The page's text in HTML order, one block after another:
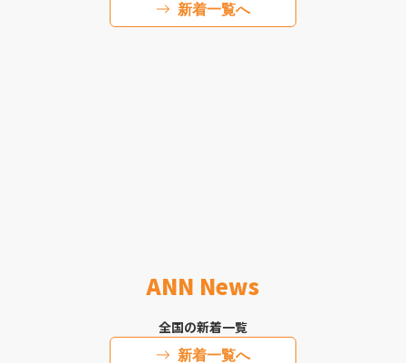
新着一覧へ
ANN News
全国の新着一覧
新着一覧へ